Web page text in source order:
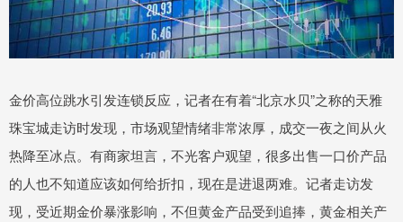
金价高位跳水引发连锁反应，记者在有着“北京水贝”之称的天雅
珠宝城走访时发现，市场观望情绪非常浓厚，成交一夜之间从火
热降至冰点。有商家坦言，不光客户观望，很多出售一口价产品
的人也不知道应该如何给折扣，现在是进退两难。记者走访发
现，受近期金价暴涨影响，不但黄金产品受到追捧，黄金相关产